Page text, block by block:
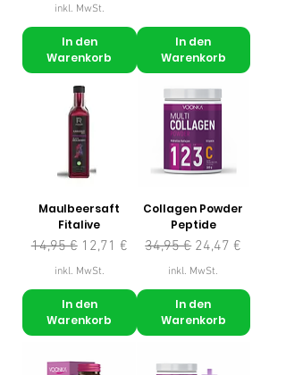
inkl. MwSt.
In den
Warenkorb
In den
Warenkorb
Maulbeersaft
Fitalive
Standardpreis
14,95 € Sale-Preis
12,71 €
inkl. MwSt.
In den
Warenkorb
Collagen Powder
Peptide
Standardpreis
34,95 € Sale-Preis
24,47 €
inkl. MwSt.
In den
Warenkorb